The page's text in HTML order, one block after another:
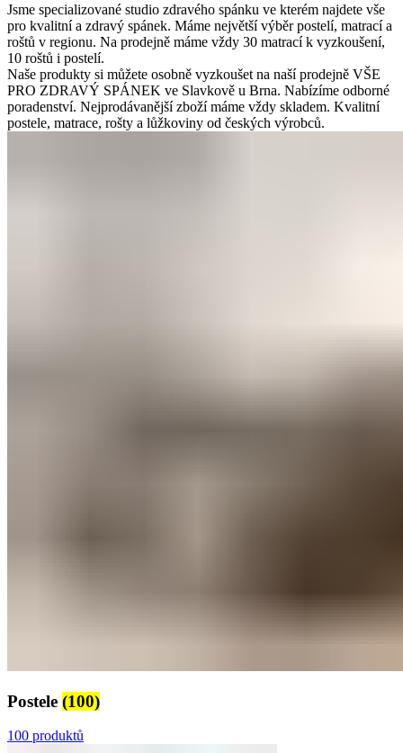
Jsme specializované studio zdravého spánku ve kterém najdete vše
pro kvalitní a zdravý spánek. Máme největší výběr postelí, matrací a
roštů v regionu. Na prodejně máme vždy 30 matrací k vyzkoušení,
10 roštů i postelí.
Naše produkty si můžete osobně vyzkoušet na naší prodejně VŠE
PRO ZDRAVÝ SPÁNEK ve Slavkově u Brna. Nabízíme odborné
poradenství. Nejprodávanější zboží máme vždy skladem. Kvalitní
postele, matrace, rošty a lůžkoviny od českých výrobců.
Postele (100)
100 produktů